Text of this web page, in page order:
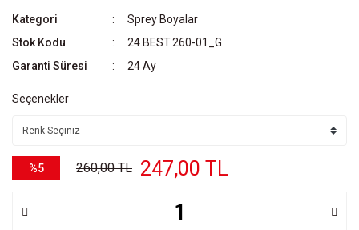
Kategori
Sprey Boyalar
Stok Kodu
24.BEST.260-01_G
Garanti Süresi
24 Ay
Seçenekler
%5 260,00 TL 247,00 TL